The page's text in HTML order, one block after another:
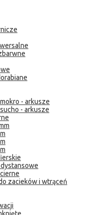
- arkusze
- arkusze
dystansowe
zacieków i wtrąceń